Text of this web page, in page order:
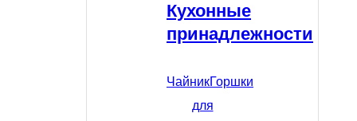
Кухонные
принадлежности
ЧайникГоршки
для